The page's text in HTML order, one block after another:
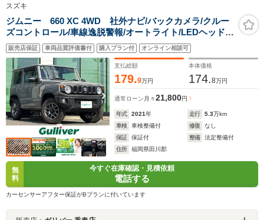
スズキ
ジムニー 660 XC 4WD 社外ナビ/バックカメラ/クルー
ズコントロール/車線逸脱警報/オートライト/LEDヘッドラ
イト/ETC/前席シートヒーター/純正アルミホイール/プッ
シュスタート/スマートキー
販売店保証 車両品質評価書付 購入プラン付 オンライン相談可
支払総額
179.9万円
本体価格
174.8万円
通常ローン 月々21,800円
年式 2021年 走行 5.3万km
車検
車検整備付 修復
なし
保証
保証付 整備
法定整備付
住所
福岡県田川郡
無
料
今すぐ在庫確認・見積依頼
電話する
カーセンサーアフター保証がBプランに付いています